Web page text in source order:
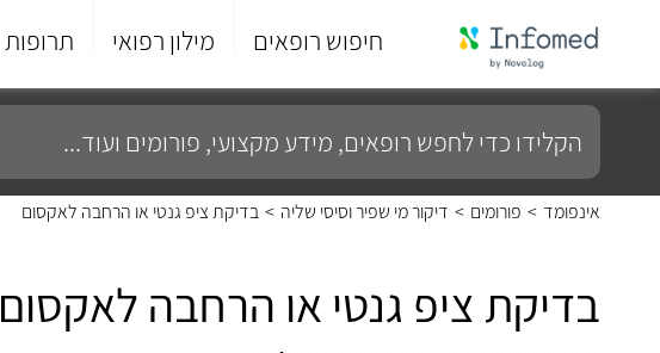
חיפוש רופאים מילון רפואי תרופות
סוף
התפריט
הקלידו
כדי
לחפש
רופאים,
מידע
מקצועי,
אינפומד > פורומים > דיקור מי שפיר וסיסי שליה > בדיקת ציפ גנטי או הרחבה לאקסום
בדיקת ציפ גנטי או הרחבה לאקסום